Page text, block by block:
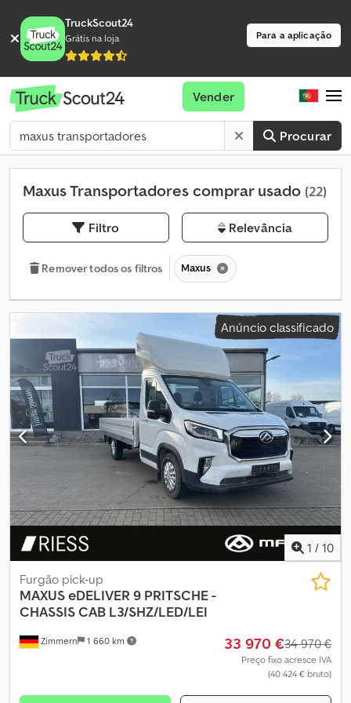
TruckScout24
Grátis na loja Para a aplicação
Procurar
Vender
Maxus Transportadores comprar usado (22)
Filtro Relevância
Remover todos os filtros Maxus
Anúncio classificado
1 / 10
Zimmern 1 660 km
Furgão pick-up
MAXUSeDELIVER 9 PRITSCHE -
CHASSIS CAB L3/SHZ/LED/LEI
33 970 €34 970 €
Preço fixo acresce IVA
(40 424 € bruto)